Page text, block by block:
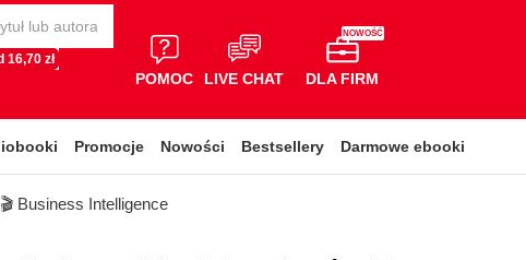
16,70 zł
POMOC LIVE CHAT
NOWOŚĆ
DLA FIRM
Promocje Nowości Bestsellery Darmowe ebooki
🎬 Business Intelligence